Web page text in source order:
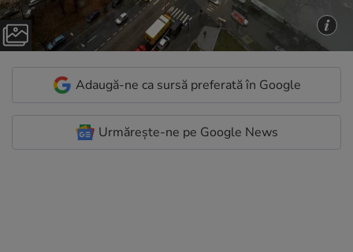
Adaugă-ne ca sursă preferată în Google
Urmărește-ne pe Google News